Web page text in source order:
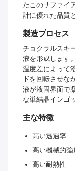
たこのサファイ
計に優れた品質
製造プロセス
チョクラルスキ
液を形成します
温度差によって
ドを回転させな
液が液固界面で
な単結晶インゴ
主な特徴
高い透過率
高い機械的強
高い耐熱性